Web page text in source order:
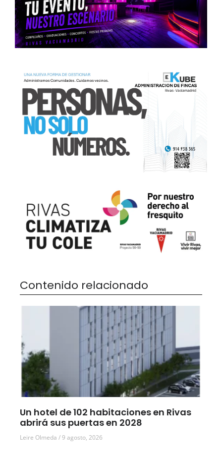
Contenido relacionado
Un hotel de 102 habitaciones en Rivas
abrirá sus puertas en 2028
Leire Olmeda 9 agosto, 2026